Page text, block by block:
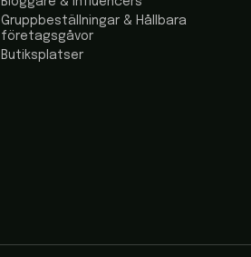
Gruppbeställningar & Hållbara
företagsgåvor
Butiksplatser